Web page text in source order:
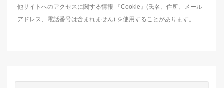
他サイトへのアクセスに関する情報 『Cookie』(氏名、住所、メール
アドレス、電話番号は含まれません) を使用することがあります。